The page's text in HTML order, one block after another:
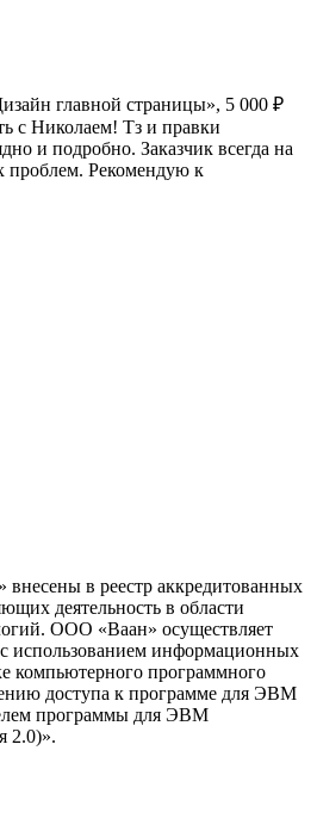
главной страницы», 5 000 ₽
с Николаем! Тз и правки
и подробно. Заказчик всегда на
проблем. Рекомендую к
в реестр аккредитованных
деятельность в области
ООО «Ваан» осуществляет
с использованием информационных
компьютерного программного
доступа к программе для ЭВМ
программы для ЭВМ
2.0)».